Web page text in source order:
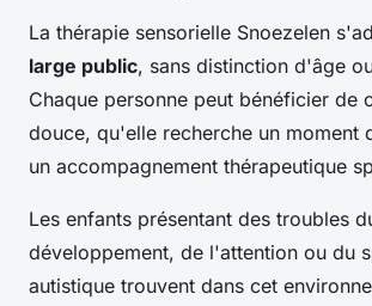
La thérapie sensorielle Snoezelen
large public, sans distinction d'âge
Chaque personne peut bénéficier de
douce, qu'elle recherche un moment
un accompagnement thérapeutique
Les enfants présentant des troubles
développement, de l'attention ou du
autistique trouvent dans cet